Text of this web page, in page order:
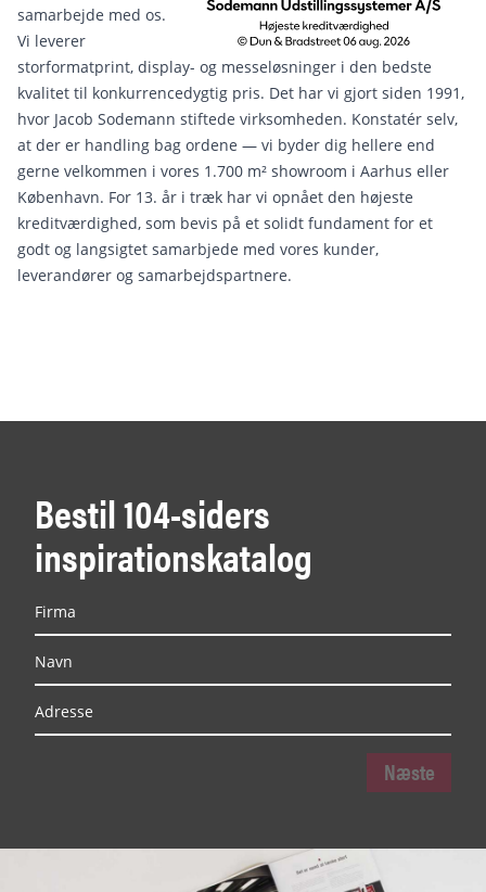
samarbejde med os.
Vi leverer
storformatprint, display- og messeløsninger i den bedste
kvalitet til konkurrencedygtig pris. Det har vi gjort siden 1991,
hvor Jacob Sodemann stiftede virksomheden. Konstatér selv,
at der er handling bag ordene — vi byder dig hellere end
gerne velkommen i vores 1.700 m² showroom i Aarhus eller
København. For 13. år i træk har vi opnået den højeste
kreditværdighed, som bevis på et solidt fundament for et
godt og langsigtet samarbjede med vores kunder,
leverandører og samarbejdspartnere.
Bestil 104-siders
inspirationskatalog
Næste